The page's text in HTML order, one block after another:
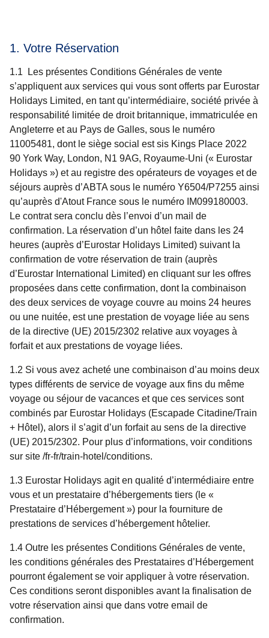
1. Votre Réservation
1.1 Les présentes Conditions Générales de vente
s’appliquent aux services qui vous sont offerts par Eurostar
Holidays Limited, en tant qu’intermédiaire, société privée à
responsabilité limitée de droit britannique, immatriculée en
Angleterre et au Pays de Galles, sous le numéro
11005481, dont le siège social est sis Kings Place 2022
90 York Way, London, N1 9AG, Royaume-Uni (« Eurostar
Holidays ») et au registre des opérateurs de voyages et de
séjours auprès d’ABTA sous le numéro Y6504/P7255 ainsi
qu’auprès d'Atout France sous le numéro IM099180003.
Le contrat sera conclu dès l’envoi d’un mail de
confirmation. La réservation d’un hôtel faite dans les 24
heures (auprès d’Eurostar Holidays Limited) suivant la
confirmation de votre réservation de train (auprès
d’Eurostar International Limited) en cliquant sur les offres
proposées dans cette confirmation, dont la combinaison
des deux services de voyage couvre au moins 24 heures
ou une nuitée, est une prestation de voyage liée au sens
de la directive (UE) 2015/2302 relative aux voyages à
forfait et aux prestations de voyage liées.
1.2 Si vous avez acheté une combinaison d’au moins deux
types différents de service de voyage aux fins du même
voyage ou séjour de vacances et que ces services sont
combinés par Eurostar Holidays (Escapade Citadine/Train
+ Hôtel), alors il s’agit d’un forfait au sens de la directive
(UE) 2015/2302. Pour plus d’informations, voir conditions
sur site /fr-fr/train-hotel/conditions.
1.3 Eurostar Holidays agit en qualité d’intermédiaire entre
vous et un prestataire d’hébergements tiers (le «
Prestataire d’Hébergement ») pour la fourniture de
prestations de services d’hébergement hôtelier.
1.4 Outre les présentes Conditions Générales de vente,
les conditions générales des Prestataires d’Hébergement
pourront également se voir appliquer à votre réservation.
Ces conditions seront disponibles avant la finalisation de
votre réservation ainsi que dans votre email de
confirmation.